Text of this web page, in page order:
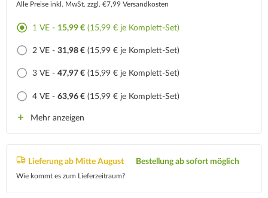
Alle Preise inkl. MwSt. zzgl. €7,99 Versandkosten
1 VE - 15,99 € (15,99 € je Komplett-Set)
2 VE - 31,98 € (15,99 € je Komplett-Set)
3 VE - 47,97 € (15,99 € je Komplett-Set)
4 VE - 63,96 € (15,99 € je Komplett-Set)
Mehr anzeigen
Lieferung ab Mitte August
Wie kommt es zum Lieferzeitraum?
Bestellung ab sofort möglich